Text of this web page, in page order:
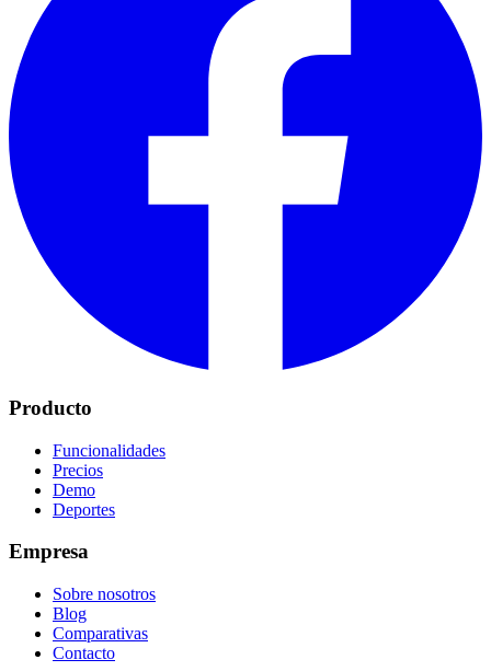
Producto
Funcionalidades
Precios
Demo
Deportes
Empresa
Sobre nosotros
Blog
Comparativas
Contacto